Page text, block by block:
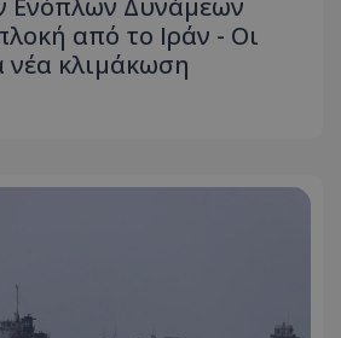
Ενόπλων Δυνάμεων
από το Ιράν - Οι
νέα κλιμάκωση